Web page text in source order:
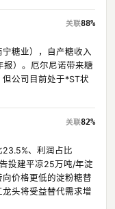
88%
糖业），自产糖收入
）。厄尔尼诺带来糖
公司目前处于*ST状
82%
、利润占比
投建平凉25万吨/年淀
价格更低的淀粉糖替
头将受益替代需求增